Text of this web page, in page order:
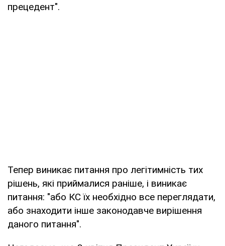
прецедент".
Тепер виникає питання про легітимність тих
рішень, які приймалися раніше, і виникає
питання: "або КС їх необхідно все переглядати,
або знаходити інше законодавче вирішення
даного питання".